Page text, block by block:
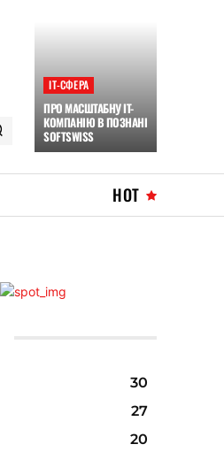
ІТ-СФЕРА
ПРО МАСШТАБНУ IT-
КОМПАНІЮ В ПОЗНАНІ
SOFTSWISS
HOT
30
27
20